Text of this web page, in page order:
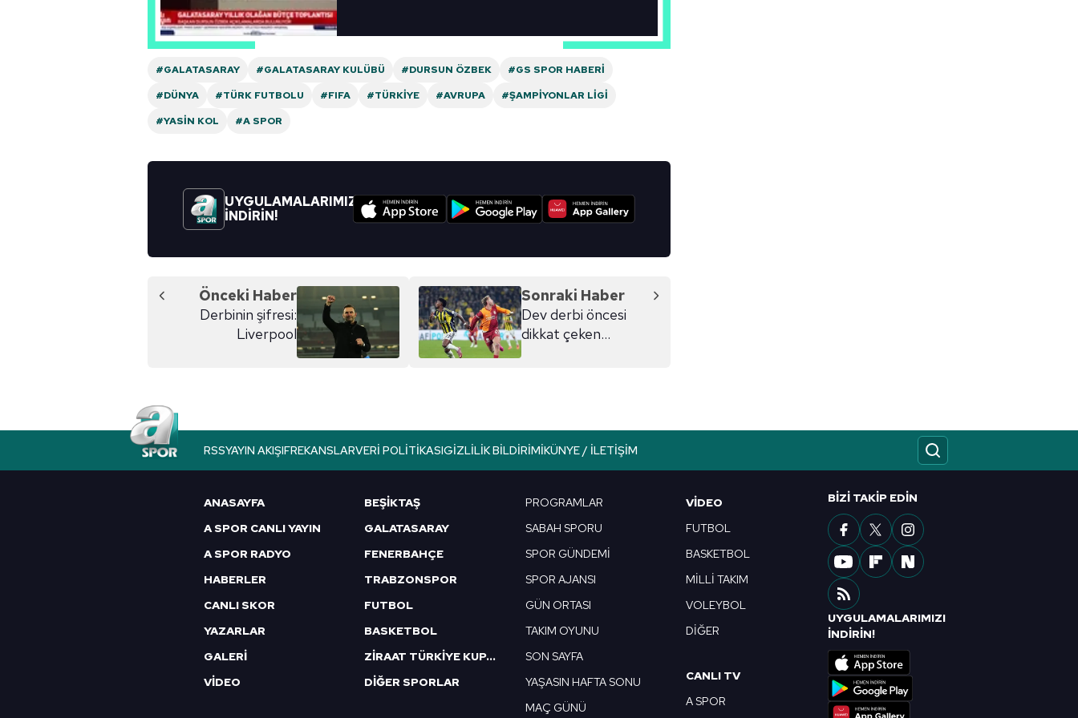
Çerezlere ilişkin tercihlerinizi aşağıda yer alan panel vasıtasıyla belirleyebilirsiniz. Çerezlere ilişkin detaylı bilgi için Ayarlar
butonuna tıklayabilir,
Çerez Bilgilendirme Metnimizi
6698 sayılı Kişisel Verilerin Korunması Kanunu uyarınca hazırlanmış Aydınlatma Metnimizi okumak ve sitemizde ilgili
mevzuata uygun olarak kullanılan çerezlerle ilgili bilgi almak için lütfentıklayınız
#GALATASARAY #GALATASARAY KULÜBÜ #DURSUN ÖZBEK
#GS SPOR HABERI
#DÜNYA
#TÜRK FUTBOLU #FIFA #TÜRKIYE #AVRUPA
#ŞAMPIYONLAR LIGI
#YASIN KOL
#A SPOR
UYGULAMALARIMIZI
İNDİRİN!
Önceki Haber
Derbinin şifresi:
Liverpool
Sonraki Haber
Dev derbi öncesi
dikkat çeken
RSSYAYIN AKIŞIFREKANSLARVERI POLITIKASIGIZLILIK BILDIRIMIKÜNYE / İLETIŞIM
ANASAYFA
A SPOR CANLI YAYIN
A SPOR RADYO
HABERLER
CANLI SKOR
YAZARLAR
GALERİ
VİDEO
BEŞİKTAŞ
GALATASARAY
FENERBAHÇE
TRABZONSPOR
FUTBOL
BASKETBOL
ZİRAAT TÜRKİYE KUPASI
DİĞER SPORLAR
PROGRAMLAR
SABAH SPORU
SPOR GÜNDEMİ
SPOR AJANSI
GÜN ORTASI
TAKIM OYUNU
SON SAYFA
YAŞASIN HAFTA SONU
MAÇ GÜNÜ
VIDEO
FUTBOL
BASKETBOL
MİLLİ TAKIM
VOLEYBOL
DİĞER
CANLI TV
A SPOR
BIZI TAKIP EDIN
UYGULAMALARIMIZI
İNDİRİN!